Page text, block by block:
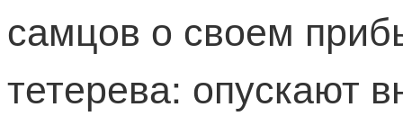
самцов о своем
тетерева: опускают